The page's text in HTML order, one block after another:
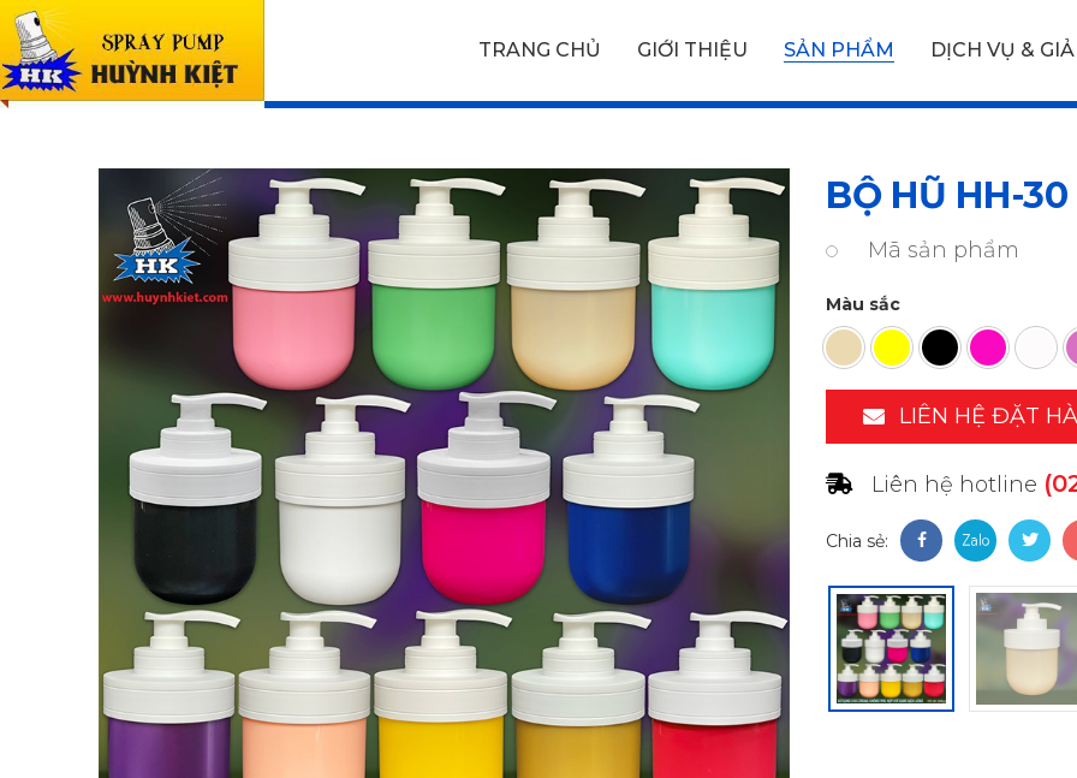
TRANG CHỦ GIỚI THIỆU SẢN PHẨM DỊCH VỤ &
SẢN PHẨM
Trang chủ SẢN PHẨM
BỘ HŨ HH-
Mã sản phẩm
Màu sắc
LIÊN HỆ ĐẶT
Liên hệ hotline
Chia sẻ: